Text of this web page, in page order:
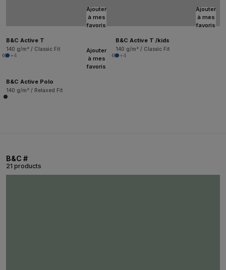
Ajouter
à mes
favoris
B&C Active T
140 g/m² / Classic Fit
+4
Ajouter
à mes
favoris
B&C Active T /kids
140 g/m² / Classic Fit
+4
Ajouter
à mes
favoris
B&C Active Polo
140 g/m² / Relaxed Fit
B&C #
21 products